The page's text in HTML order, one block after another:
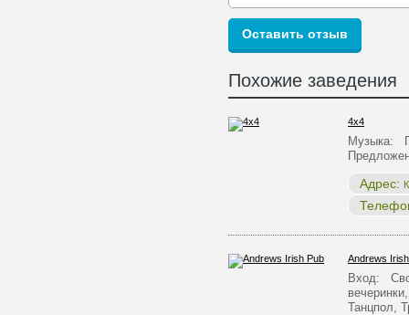
Похожие заведения
4x4
Музыка:
Адрес:
Andrews
Вход:
Танцпол,